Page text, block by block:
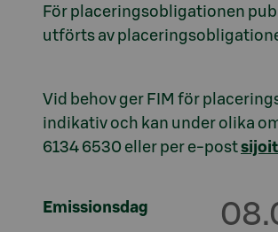
Avsnitt med titel
För placeringsobligationen
utförts av
Vid behov ger FIM för
indikativ och kan under olika
6134 6530 eller per e-post
Emissionsdag